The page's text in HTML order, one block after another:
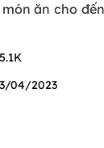
ăn cho
04/2023